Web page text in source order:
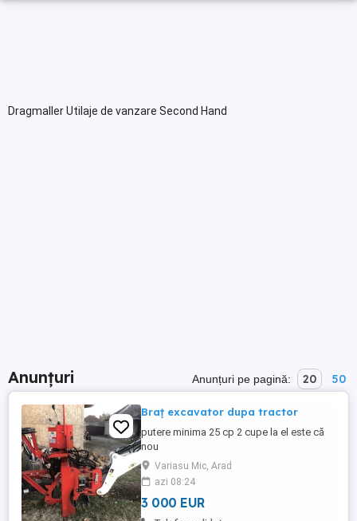
Dragmaller Utilaje de vanzare Second Hand
Anunțuri Anunțuri pe pagină: 20 50
Braț excavator dupa tractor
putere minima 25 cp 2 cupe la el este că
nou
Variasu Mic, Arad
azi 08:24
3 000 EUR